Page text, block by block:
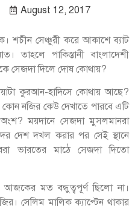
August 12, 2017
শচীন সেঞ্চুরী করে আকাশে ব্যাট
তাহলে পাকিস্তানী বাংলাদেশী
সেজদা দিলে দোষ কোথায়?
কুরআন-হাদিসে কোথায় আছে?
নজির কেউ দেখাতে পারবে এটি
অংশ? ময়দানে সেজদা মুসলমানরা
দেশ দখল করার পর সেই স্থানে
ভারতের মাঠে সেজদা দিতো
আজকের মত বন্ধুত্বপূর্ণ ছিলো না।
সেলিম মালিক ক্যাপ্টেন থাকার